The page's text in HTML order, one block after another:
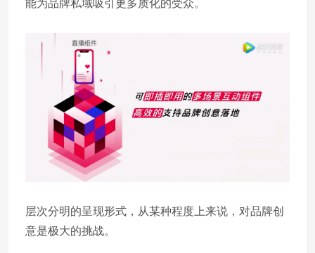
能为品牌私域吸引更多质化的受众。
层次分明的呈现形式，从某种程度上来说，对品牌创
意是极大的挑战。